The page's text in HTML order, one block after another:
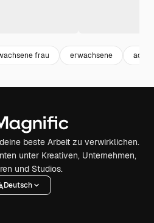
frau erwachsene adult
beste Arbeit zu verwirklichen.
unter Kreativen, Unternehmen,
und Studios.
Deutsch